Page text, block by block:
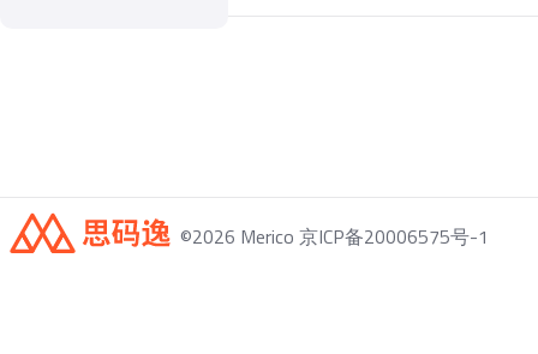
©2026 Merico 京ICP备20006575号-1